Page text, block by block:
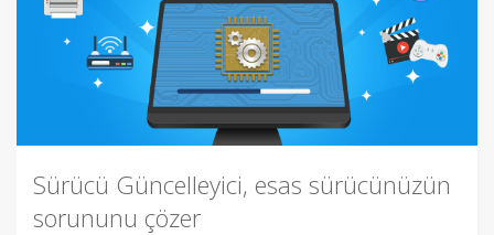
Sürücü Güncelleyici, esas sürücünüzün
sorununu çözer